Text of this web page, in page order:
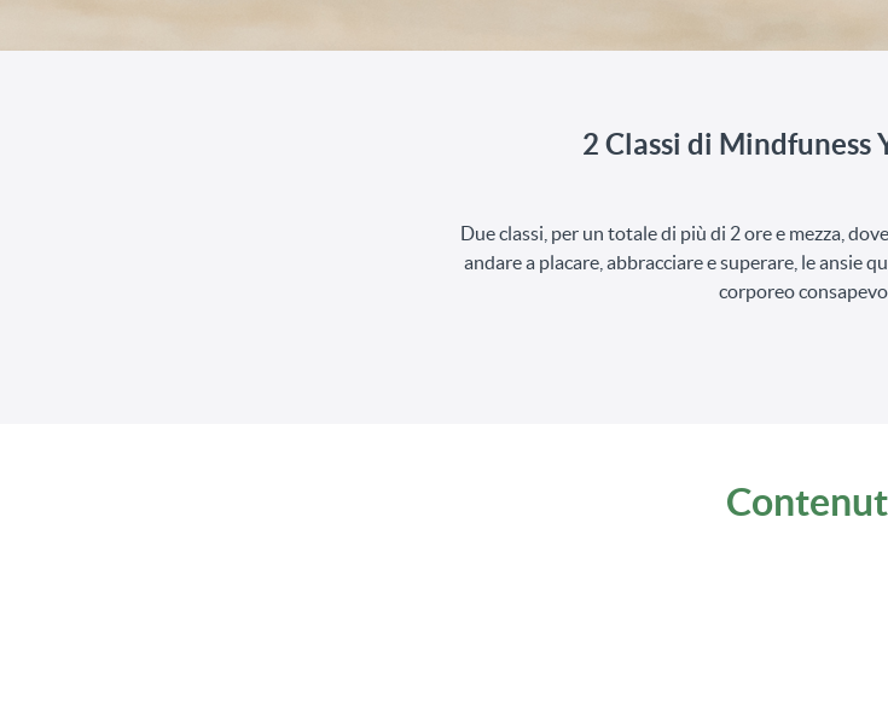
2 Classi di Mindfuness
Due classi, per un totale di più di 2 ore e mezza,
andare a placare, abbracciare e superare, le ansie
corporeo